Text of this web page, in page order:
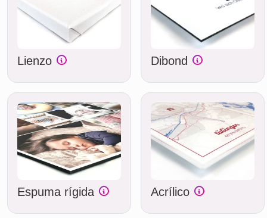
Lienzo Dibond
Espuma rígida Acrílico